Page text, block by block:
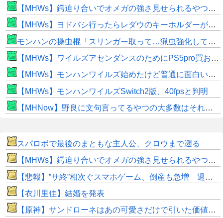
【MHWs】鍔迫り合いでオメガの強さ見せられるやつ一番すき
【MHWs】ヨドバシ行ったらレダウのキーホルダーが100円で売ってて草
モンハンの操虫棍「スリンガー取って…猟虫強化して…エキス取って… よし、戦うぞ」←これ
【MHWs】ワイルズアセンダンスのためにPS5pro買おうとしたら転売価格ばかりじゃねーか
【MHWs】モンハンワイルズ始めたけど普通に面白いじゃん
【MHWs】モンハンワイルズSwitch2版、40fpsと判明
【MHNow】野良に文句言ってるやつの大多数はそれしてないだけの雑魚だから聞く耳持つだけムダよ
スパロボで最後のまともな主人公、クロウまで遡る
【MHWs】鍔迫り合いでオメガの強さ見せられるやつ一番すき
【悲報】”サ終”相次ぐスマホゲーム、倒産も急増 過去最多ペースで推移
【衣川里佳】結婚を発表
【原神】サンドローネはあの可愛さだけで引いた価値ある！